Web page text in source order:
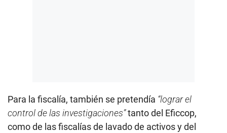
Para la fiscalía, también se pretendía “lograr el
control de las investigaciones”tanto del Eficcop,
como de las fiscalías de lavado de activos y del